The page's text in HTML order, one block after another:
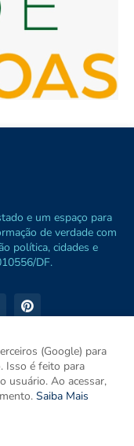
e um espaço para
de verdade com
política, cidades e
DF.
(Google) para
Isso é feito para
usuário. Ao acessar,
Saiba Mais